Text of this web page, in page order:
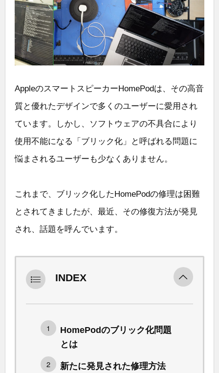
AppleのスマートスピーカーHomePodは、その高音
質と優れたデザインで多くのユーザーに愛用され
ています。しかし、ソフトウェアの不具合により
使用不能になる「ブリック化」と呼ばれる問題に
悩まされるユーザーも少なくありません。
これまで、ブリック化したHomePodの修理は困難
とされてきましたが、最近、その修復方法が発見
され、話題を呼んでいます。
INDEX
HomePodのブリック化問題
とは
新たに発見された修理方法